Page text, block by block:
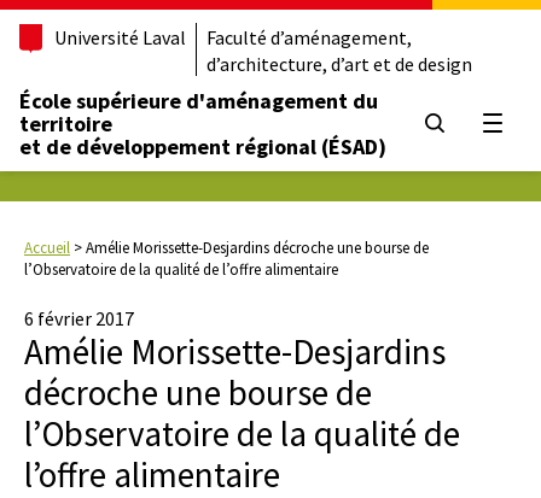
Université Laval
Faculté d’aménagement,
d’architecture, d’art et de design
École supérieure d'aménagement du
territoire
et de développement régional (ÉSAD)
Accueil >Amélie Morissette-Desjardins décroche une bourse de
l’Observatoire de la qualité de l’offre alimentaire
6 février 2017
Amélie Morissette-Desjardins
décroche une bourse de
l’Observatoire de la qualité de
l’offre alimentaire